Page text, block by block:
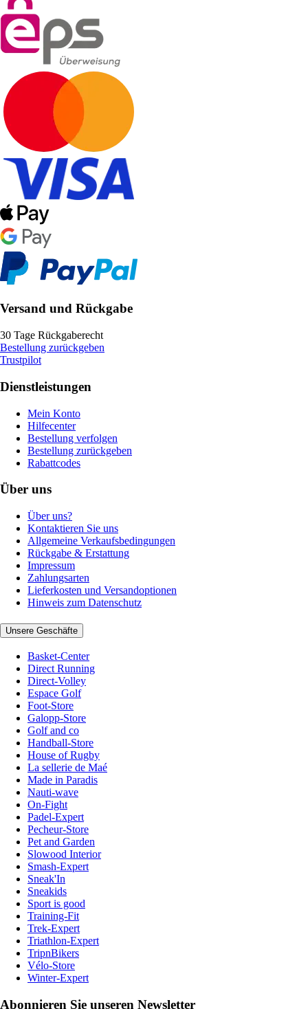
Versand und Rückgabe
30 Tage Rückgaberecht
Bestellung zurückgeben
Trustpilot
Dienstleistungen
Mein Konto
Hilfecenter
Bestellung verfolgen
Bestellung zurückgeben
Rabattcodes
Über uns
Über uns?
Kontaktieren Sie uns
Allgemeine Verkaufsbedingungen
Rückgabe & Erstattung
Impressum
Zahlungsarten
Lieferkosten und Versandoptionen
Hinweis zum Datenschutz
Unsere Geschäfte
Basket-Center
Direct Running
Direct-Volley
Espace Golf
Foot-Store
Galopp-Store
Golf and co
Handball-Store
House of Rugby
La sellerie de Maé
Made in Paradis
Nauti-wave
On-Fight
Padel-Expert
Pecheur-Store
Pet and Garden
Slowood Interior
Smash-Expert
Sneak'In
Sneakids
Sport is good
Training-Fit
Trek-Expert
Triathlon-Expert
TripnBikers
Vélo-Store
Winter-Expert
Abonnieren Sie unseren Newsletter